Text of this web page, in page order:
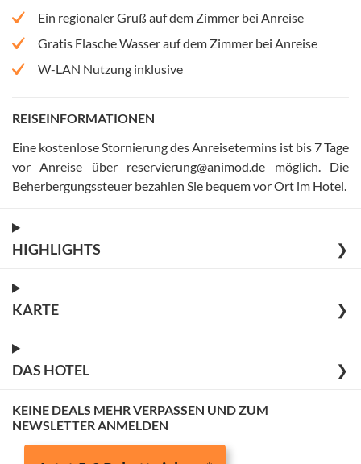
Ein regionaler Gruß auf dem Zimmer bei Anreise
Gratis Flasche Wasser auf dem Zimmer bei Anreise
W-LAN Nutzung inklusive
REISEINFORMATIONEN
Eine kostenlose Stornierung des Anreisetermins ist bis 7 Tage
vor Anreise über reservierung@animod.de möglich
Die
Beherbergungssteuer bezahlen Sie bequem vor Ort im Hotel
HIGHLIGHTS ❯
KARTE ❯
DAS HOTEL ❯
KEINE DEALS MEHR VERPASSEN UND ZUM
NEWSLETTER ANMELDEN